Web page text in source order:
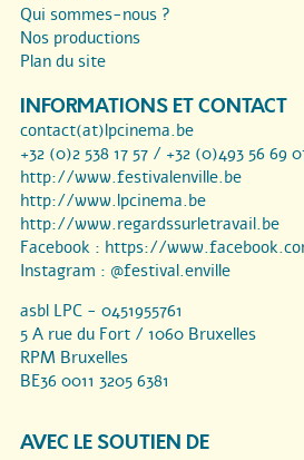
Qui sommes-nous ?
Nos productions
Plan du site
INFORMATIONS ET CONTACT
contact(at)lpcinema.be
+32 (0)2 538 17 57 / +32 (0)493 56 69
http://www.festivalenville.be
http://www.lpcinema.be
http://www.regardssurletravail.be
Facebook : https://
Instagram : @festival.enville
asbl LPC - 0451955761
5 A rue du Fort / 1060 Bruxelles
RPM Bruxelles
BE36 0011 3205 6381
AVEC LE SOUTIEN DE